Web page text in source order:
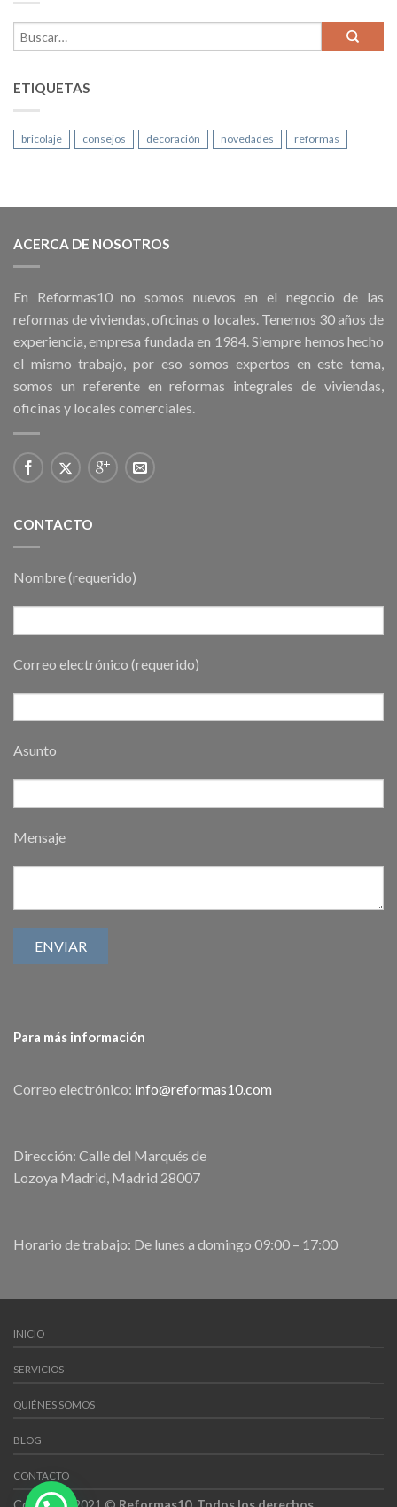
ETIQUETAS
bricolaje consejos decoración novedades reformas
ACERCA DE NOSOTROS
En Reformas10 no somos nuevos en el negocio de las
reformas de viviendas, oficinas o locales. Tenemos 30 años de
experiencia, empresa fundada en 1984. Siempre hemos hecho
el mismo trabajo, por eso somos expertos en este tema,
somos un referente en reformas integrales de viviendas,
oficinas y locales comerciales.
CONTACTO
Nombre (requerido)
Correo electrónico (requerido)
Asunto
Mensaje
Para más información
Correo electrónico: info@reformas10.com
Dirección: Calle del Marqués de
Lozoya Madrid, Madrid 28007
Horario de trabajo: De lunes a domingo 09:00 – 17:00
INICIO
SERVICIOS
QUIÉNES SOMOS
BLOG
CONTACTO